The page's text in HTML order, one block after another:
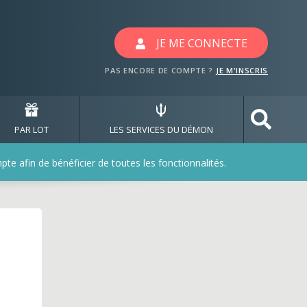
avec les jeux
JE ME CONNECTE
PAS ENCORE DE COMPTE ? JE M'INSCRIS
PAR LOT LES SERVICES DU DÉMON
afin de bénéficier de toutes les fonctionnalités.